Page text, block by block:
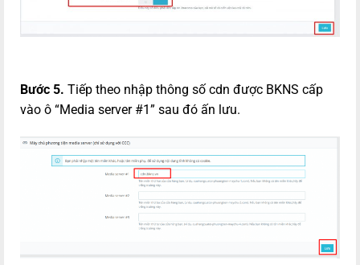
Bước 5. Tiếp theo nhập thông số cdn được BKNS cấp
vào ô “Media server #1” sau đó ấn lưu.